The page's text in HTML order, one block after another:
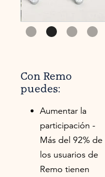
Slide 3 of 7.
Con Remo
puedes:
Aumentar la
participación -
Más del 92% de
los usuarios de
Remo tienen